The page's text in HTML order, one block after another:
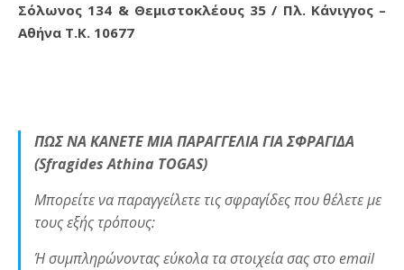
Σόλωνος 134 & Θεμιστοκλέους 35 / Πλ. Κάνιγγος –
Αθήνα Τ.Κ. 10677
ΠΩΣ ΝΑ ΚΑΝΕΤΕ ΜΙΑ ΠΑΡΑΓΓΕΛΙΑ ΓΙΑ ΣΦΡΑΓΙΔΑ
(Sfragides Athina TOGAS)
Μπορείτε να παραγγείλετε τις σφραγίδες που θέλετε με
τους εξής τρόπους:
Ή συμπληρώνοντας εύκολα τα στοιχεία σας στο email